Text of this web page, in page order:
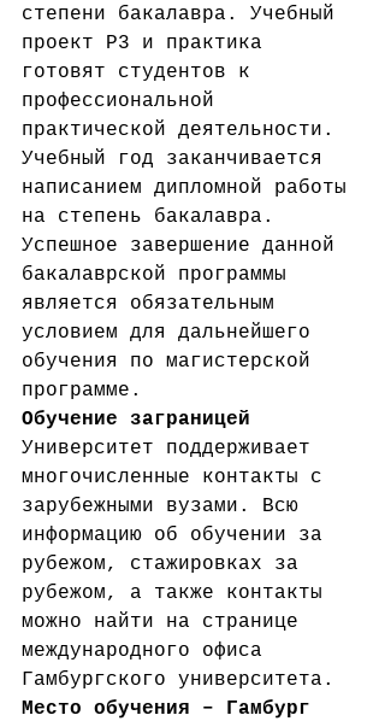
степени бакалавра. Учебный
проект P3 и практика
готовят студентов к
профессиональной
практической деятельности.
Учебный год заканчивается
написанием дипломной работы
на степень бакалавра.
Успешное завершение данной
бакалаврской программы
является обязательным
условием для дальнейшего
обучения по магистерской
программе.
Обучение заграницей
Университет поддерживает
многочисленные контакты с
зарубежными вузами. Всю
информацию об обучении за
рубежом, стажировках за
рубежом, а также контакты
можно найти на странице
международного офиса
Гамбургского университета.
Место обучения – Гамбург